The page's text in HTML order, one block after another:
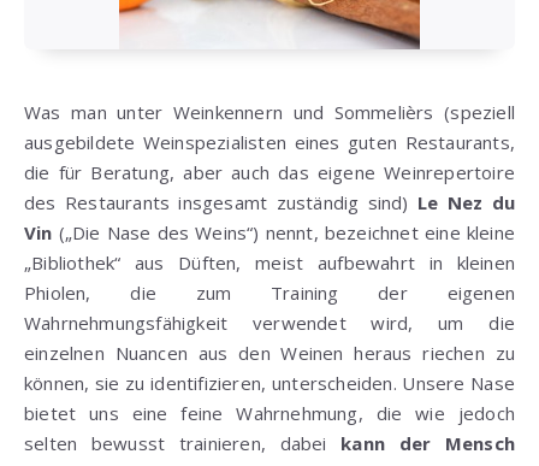
Was man unter Weinkennern und Sommelièrs (speziell
ausgebildete Weinspezialisten eines guten Restaurants,
die für Beratung, aber auch das eigene Weinrepertoire
des Restaurants insgesamt zuständig sind) Le Nez du
Vin („Die Nase des Weins“) nennt, bezeichnet eine kleine
„Bibliothek“ aus Düften, meist aufbewahrt in kleinen
Phiolen, die zum Training der eigenen
Wahrnehmungsfähigkeit verwendet wird, um die
einzelnen Nuancen aus den Weinen heraus riechen zu
können, sie zu identifizieren, unterscheiden. Unsere Nase
bietet uns eine feine Wahrnehmung, die wie jedoch
selten bewusst trainieren, dabei kann der Mensch